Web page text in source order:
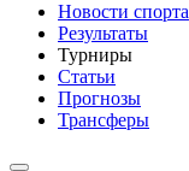
Новости спорта
Результаты
Турниры
Статьи
Прогнозы
Трансферы